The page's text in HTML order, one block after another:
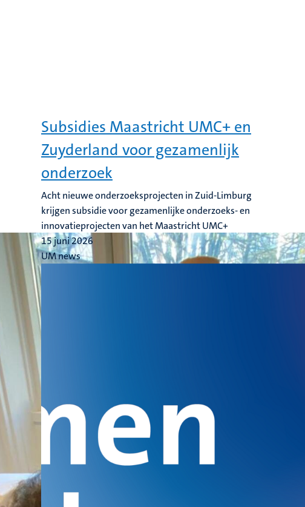
Subsidies Maastricht UMC+ en
Zuyderland voor gezamenlijk
onderzoek
Acht nieuwe onderzoeksprojecten in Zuid-Limburg
krijgen subsidie voor gezamenlijke onderzoeks- en
innovatieprojecten van het Maastricht UMC+
15 juni 2026
UM news